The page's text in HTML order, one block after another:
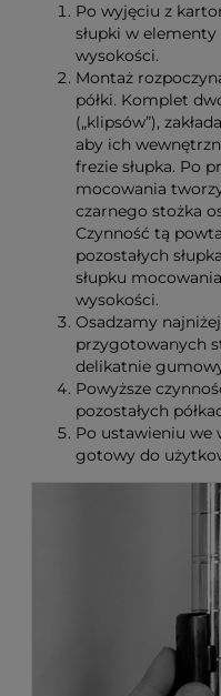
Po wyjęciu z
słupki w
wysokości.
Montaż
półki. Komplet
(„klipsów”),
aby ich
frezie słupka. Po
mocowania
czarnego stożka
Czynność tą
pozostałych
słupku
wysokości.
Osadzamy
przygotowanych
delikatnie
Powyższe
pozostałych
Po ustawieniu we
gotowy do